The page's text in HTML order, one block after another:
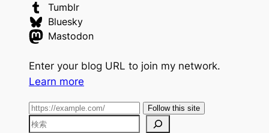
Tumblr
Bluesky
Mastodon
Enter your blog URL to join my network.
Learn more
Follow this site
検